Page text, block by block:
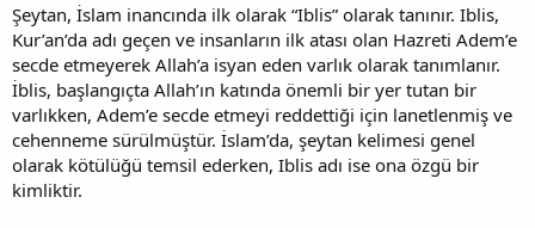
Şeytan, İslam inancında ilk olarak “Iblis” olarak tanınır. Iblis,
Kur’an’da adı geçen ve insanların ilk atası olan Hazreti Adem’e
secde etmeyerek Allah’a isyan eden varlık olarak tanımlanır.
İblis, başlangıçta Allah’ın katında önemli bir yer tutan bir
varlıkken, Adem’e secde etmeyi reddettiği için lanetlenmiş ve
cehenneme sürülmüştür. İslam’da, şeytan kelimesi genel
olarak kötülüğü temsil ederken, Iblis adı ise ona özgü bir
kimliktir.